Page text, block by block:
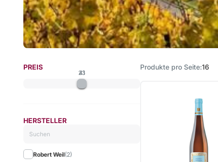
Produkte pro Seite 16
PREIS
23
41
HERSTELLER
Robert Weil(2)